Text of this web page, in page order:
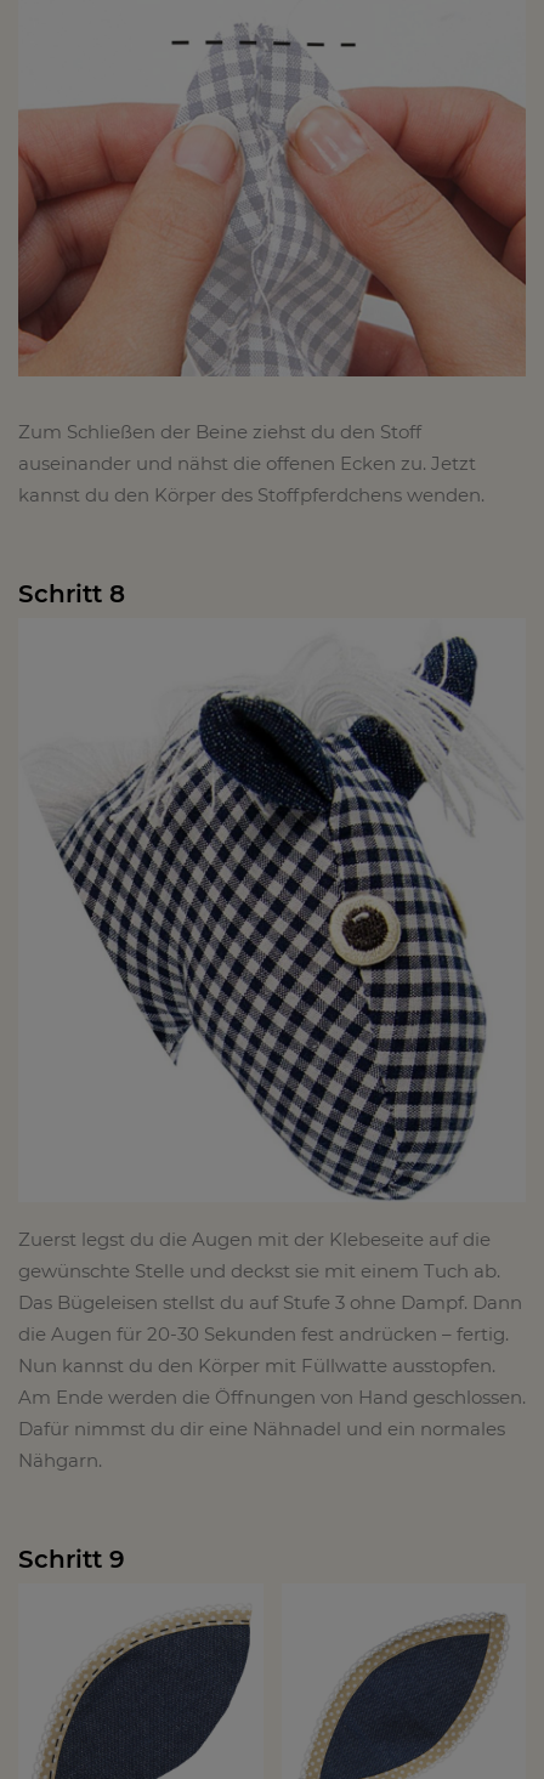
Zum Schließen der Beine ziehst du den Stoff
auseinander und nähst die offenen Ecken zu. Jetzt
kannst du den Körper des Stoffpferdchens wenden.
Schritt 8
Zuerst legst du die Augen mit der Klebeseite auf die
gewünschte Stelle und deckst sie mit einem Tuch ab.
Das Bügeleisen stellst du auf Stufe 3 ohne Dampf. Dann
die Augen für 20-30 Sekunden fest andrücken – fertig.
Nun kannst du den Körper mit Füllwatte ausstopfen.
Am Ende werden die Öffnungen von Hand geschlossen.
Dafür nimmst du dir eine Nähnadel und ein normales
Nähgarn.
Schritt 9